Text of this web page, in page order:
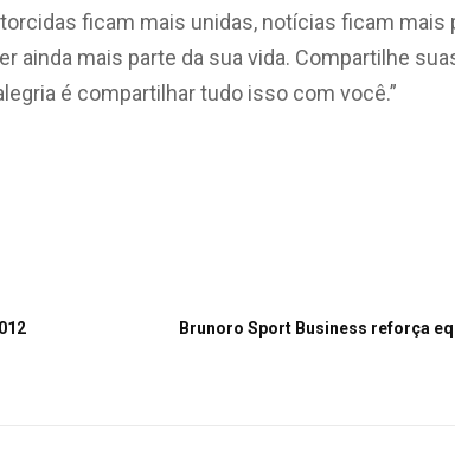
ficam mais unidas, notícias ficam mais
ainda mais parte da sua vida. Compartilhe
é compartilhar tudo isso com você.”
Brunoro Sport Business reforça